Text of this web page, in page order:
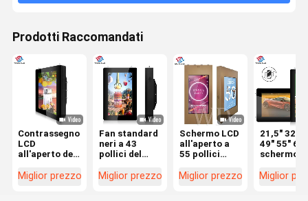
Prodotti Raccomandati
Contrassegno
LCD
all'aperto del
Digital per la
Miglior prezzo
Fan standard
neri a 43
pollici del
LCD
Miglior prezzo
Schermo LCD
all'aperto a
55 pollici
affinchè
Miglior prezzo
21,5" 32"
49" 55" 65"
schermo
Miglior